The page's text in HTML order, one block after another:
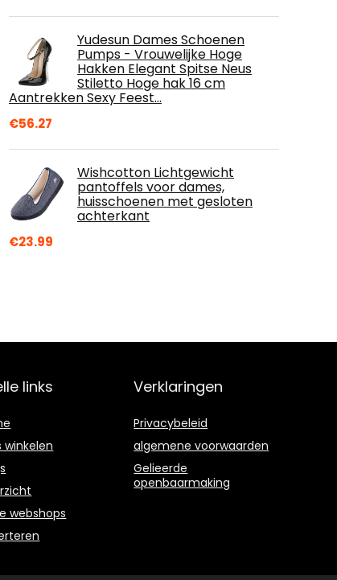
Yudesun Dames Schoenen
Pumps - Vrouwelijke Hoge
Hakken Elegant Spitse Neus
Stiletto Hoge hak 16 cm
Aantrekken Sexy Feest…
€56.27
Wishcotton Lichtgewicht
pantoffels voor dames,
huisschoenen met gesloten
achterkant
€23.99
links
winkelen
webshops
Verklaringen
Privacybeleid
algemene voorwaarden
Gelieerde
openbaarmaking